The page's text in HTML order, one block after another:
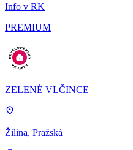
Info v RK
PREMIUM
ZELENÉ VLČINCE
Žilina, Pražská